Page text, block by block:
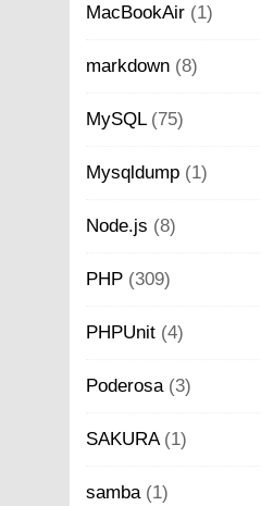
MacBookAir (1)
markdown (8)
MySQL(75)
Mysqldump (1)
Node.js (8)
PHP (309)
PHPUnit (4)
Poderosa(3)
SAKURA(1)
samba(1)